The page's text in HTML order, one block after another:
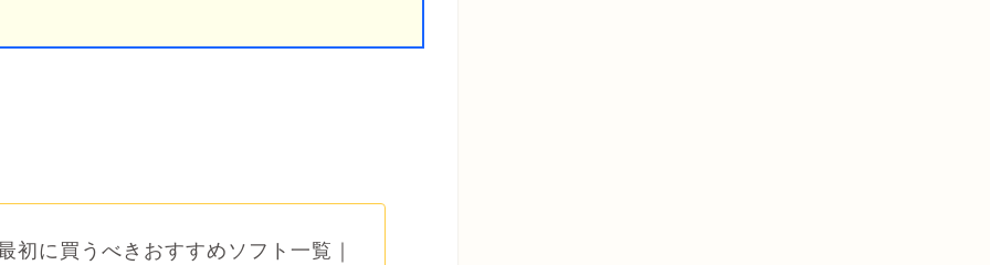
初に買うべきおすすめソフト一覧｜